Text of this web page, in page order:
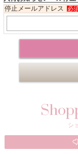
停止メールアドレス
必
シ